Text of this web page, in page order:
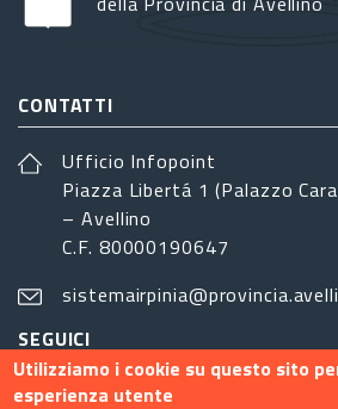
CONTATTI
Ufficio Infopoint
Piazza Libertá 1 (Palazzo
– Avellino
C.F. 80000190647
SEGUICI
Utilizziamo i cookie su questo sito
esperienza utente